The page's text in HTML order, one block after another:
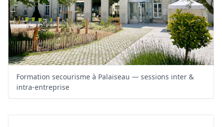
Formation secourisme à Palaiseau — sessions inter &
intra-entreprise